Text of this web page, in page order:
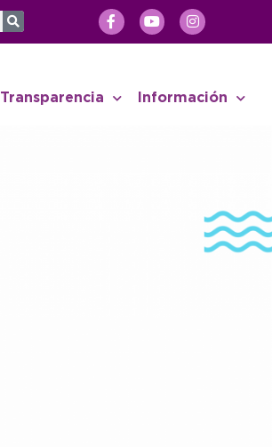
Transparencia Información